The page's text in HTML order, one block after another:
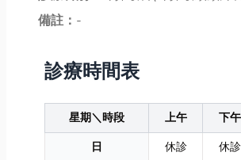
備註： -
診療時間表
星期＼時段 上午 下午
日
休診 休診